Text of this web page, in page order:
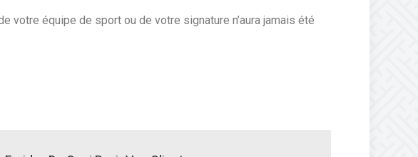
votre équipe de sport ou de votre signature n’aura jamais été